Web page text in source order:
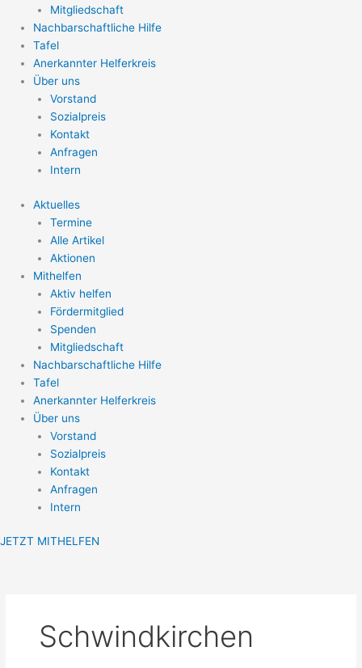
Mitgliedschaft
Nachbarschaftliche Hilfe
Tafel
Anerkannter Helferkreis
Über uns
Vorstand
Sozialpreis
Kontakt
Anfragen
Intern
Aktuelles
Termine
Alle Artikel
Aktionen
Mithelfen
Aktiv helfen
Fördermitglied
Spenden
Mitgliedschaft
Nachbarschaftliche Hilfe
Tafel
Anerkannter Helferkreis
Über uns
Vorstand
Sozialpreis
Kontakt
Anfragen
Intern
JETZT MITHELFEN
Schwindkirchen